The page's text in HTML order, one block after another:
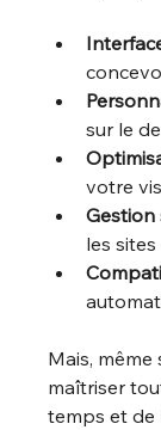
sur le
votre
Gestion
les
Mais, même
maîtriser
temps et de